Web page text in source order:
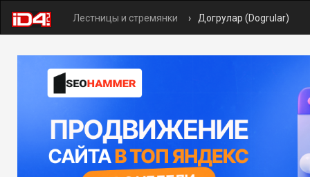
Лестницы и стремянки Догрулар (Dogrular)